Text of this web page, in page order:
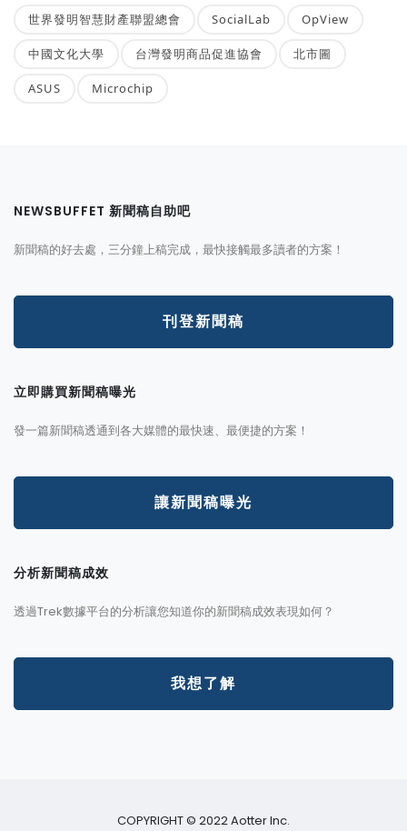
世界發明智慧財產聯盟總會 SocialLab OpView
中國文化大學 台灣發明商品促進協會 北市圖
ASUS Microchip
NEWSBUFFET 新聞稿自助吧
新聞稿的好去處，三分鐘上稿完成，最快接觸最多讀者的方案！
刊登新聞稿
立即購買新聞稿曝光
發一篇新聞稿透通到各大媒體的最快速、最便捷的方案！
讓新聞稿曝光
分析新聞稿成效
透過Trek數據平台的分析讓您知道你的新聞稿成效表現如何？
我想了解
COPYRIGHT © 2022 Aotter Inc.